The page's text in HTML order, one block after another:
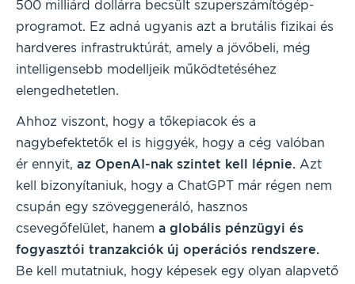
500 milliárd dollárra becsült szuperszámítógép-
programot. Ez adná ugyanis azt a brutális fizikai és
hardveres infrastruktúrát, amely a jövőbeli, még
intelligensebb modelljeik működtetéséhez
elengedhetetlen.
Ahhoz viszont, hogy a tőkepiacok és a
nagybefektetők el is higgyék, hogy a cég valóban
ér ennyit, az OpenAI-nak szintet kell lépnie. Azt
kell bizonyítaniuk, hogy a ChatGPT már régen nem
csupán egy szöveggeneráló, hasznos
csevegőfelület, hanem a globális pénzügyi és
fogyasztói tranzakciók új operációs rendszere.
Be kell mutatniuk, hogy képesek egy olyan alapvető